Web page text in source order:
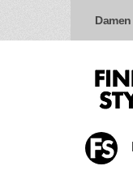
Damen